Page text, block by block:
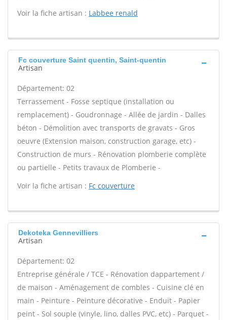
Voir la fiche artisan : Labbee renald
Fc couverture Saint quentin, Saint-quentin
Artisan
Département: 02
Terrassement - Fosse septique (installation ou
remplacement) - Goudronnage - Allée de jardin - Dalles
béton - Démolition avec transports de gravats - Gros
oeuvre (Extension maison, construction garage, etc) -
Construction de murs - Rénovation plomberie complète
ou partielle - Petits travaux de Plomberie -
Voir la fiche artisan : Fc couverture
Dekoteka Gennevilliers
Artisan
Département: 02
Entreprise générale / TCE - Rénovation dappartement /
de maison - Aménagement de combles - Cuisine clé en
main - Peinture - Peinture décorative - Enduit - Papier
peint - Sol souple (vinyle, lino, dalles PVC, etc) - Parquet -